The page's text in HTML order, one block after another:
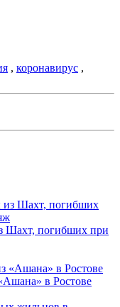
, коронавирус ,
Шахт, погибших при
в Ростове